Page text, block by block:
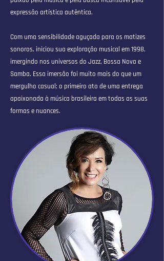
expressão artística autêntica.
Com uma sensibilidade aguçada para os matizes
sonoros, iniciou sua exploração musical em 1998,
imergindo nos universos do Jazz, Bossa Nova e
Samba. Essa imersão foi muito mais do que um
mergulho casual; o primeiro ato de uma entrega
apaixonada à música brasileira em todas as suas
formas e nuances.